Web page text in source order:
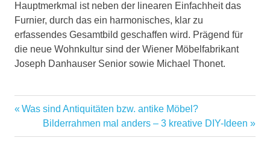
Hauptmerkmal ist neben der linearen Einfachheit das
Furnier, durch das ein harmonisches, klar zu
erfassendes Gesamtbild geschaffen wird. Prägend für
die neue Wohnkultur sind der Wiener Möbelfabrikant
Joseph Danhauser Senior sowie Michael Thonet.
Antiquitäten
Beitragsnavigation
Vorheriger
Beitrag:
Was sind Antiquitäten bzw. antike Möbel?
Nächster
Beitrag:
Bilderrahmen mal anders – 3 kreative DIY-Ideen